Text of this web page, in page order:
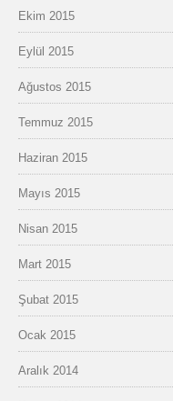
Ekim 2015
Eylül 2015
Ağustos 2015
Temmuz 2015
Haziran 2015
Mayıs 2015
Nisan 2015
Mart 2015
Şubat 2015
Ocak 2015
Aralık 2014